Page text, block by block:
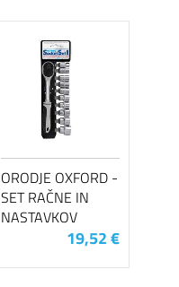
ORODJE OXFORD -
SET RAČNE IN
NASTAVKOV
19,52 €